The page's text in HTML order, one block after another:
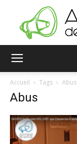
Accueil Tags Abus
Abus